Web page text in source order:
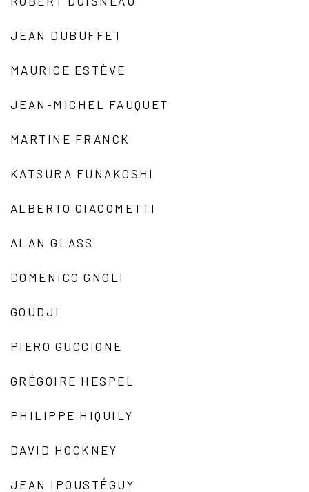
JEAN DUBUFFET
MAURICE ESTÈVE
JEAN-MICHEL FAUQUET
MARTINE FRANCK
KATSURA FUNAKOSHI
ALBERTO GIACOMETTI
ALAN GLASS
DOMENICO GNOLI
GOUDJI
PIERO GUCCIONE
GRÉGOIRE HESPEL
PHILIPPE HIQUILY
DAVID HOCKNEY
JEAN IPOUSTÉGUY